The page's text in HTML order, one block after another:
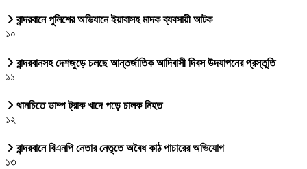
বান্দরবানে পুলিশের অভিযানে ইয়াবাসহ মাদক ব্যবসায়ী আটক
১০
বান্দরবানসহ দেশজুড়ে চলছে আন্তর্জাতিক আদিবাসী দিবস উদযাপনের প্রস্তুতি
১১
থানচিতে ডাম্প ট্রাক খাদে পড়ে চালক নিহত
১২
বান্দরবানে বিএনপি নেতার নেতৃতে অবৈধ কাঠ পাচারের অভিযোগ
১৩